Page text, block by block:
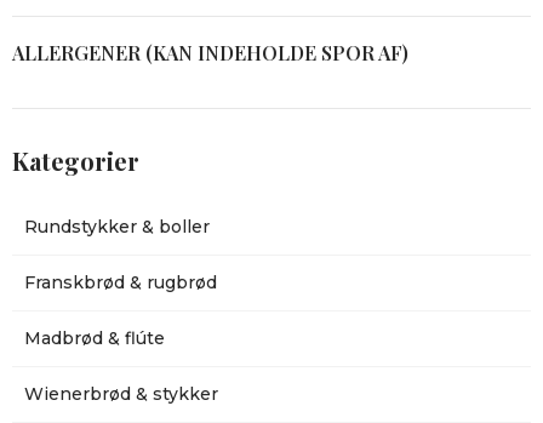
ALLERGENER (KAN INDEHOLDE SPOR AF)
Kategorier
Rundstykker & boller
Franskbrød & rugbrød
Madbrød & flúte
Wienerbrød & stykker